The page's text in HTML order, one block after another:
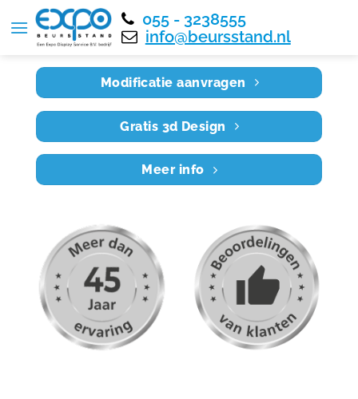
055 - 3238555
info@beursstand.nl
Home RE7X6 024
Modificatie aanvragen
Gratis 3d Design
Meer info